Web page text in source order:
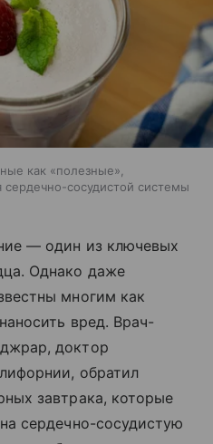
как «полезные»,
сердечно-сосудистой системы
— один из ключевых
Однако даже
многим как
вред. Врач-
доктор
обратил
завтрака, которые
сердечно-сосудистую